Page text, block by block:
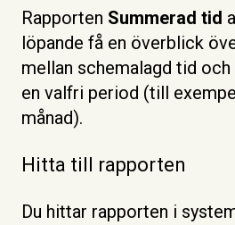
Rapporten Summerad tid
löpande få en överblick
mellan schemalagd tid
en valfri period (till
månad).
Hitta till rapporten
Du hittar rapporten i